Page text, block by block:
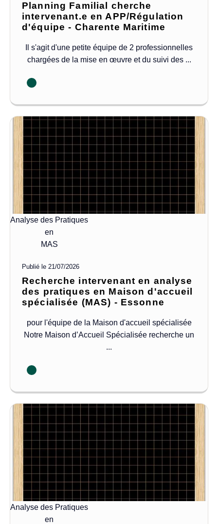
Planning Familial cherche
intervenant.e en APP/Régulation
d'équipe - Charente Maritime
Il s'agit d'une petite équipe de 2 professionnelles
chargées de la mise en œuvre et du suivi des ...
Analyse des Pratiques
en
MAS
Publié le 21/07/2026
Recherche intervenant en analyse
des pratiques en Maison d'accueil
spécialisée (MAS) - Essonne
pour l'équipe de la Maison d'accueil spécialisée
Notre Maison d’Accueil Spécialisée recherche un
...
Analyse des Pratiques
en